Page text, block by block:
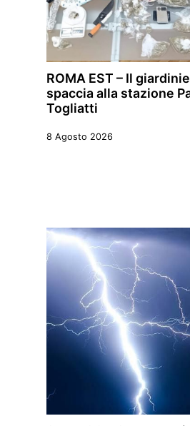
ROMA EST – Il
spaccia alla stazione
Togliatti
8 Agosto 2026